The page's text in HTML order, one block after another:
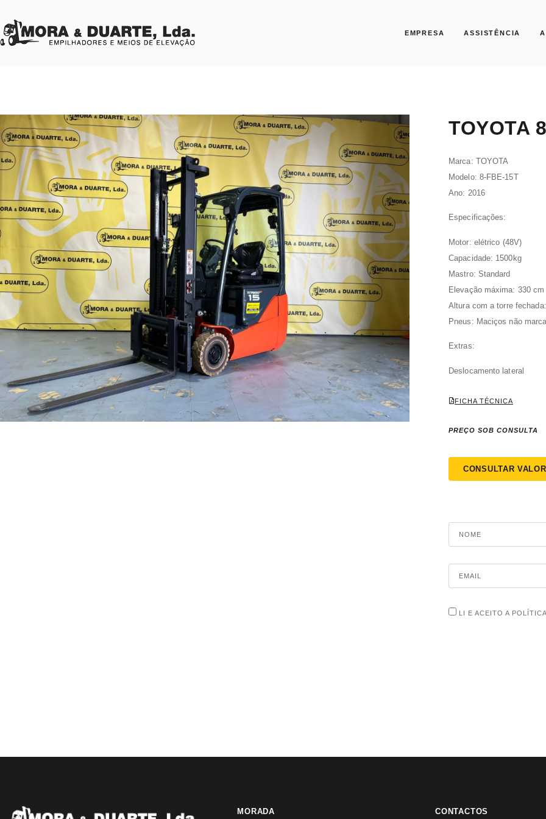
EMPRESA ASSISTÊNCIA
TOYOTA
Marca: TOYOTA
Modelo: 8-FBE-15T
Ano: 2016
Especificações:
Motor: elétrico (48V)
Capacidade: 1500kg
Mastro: Standard
Elevação máxima: 330 cm
Altura com a torre
Pneus: Maciços não
Extras:
Deslocamento lateral
FICHA TÉCNICA
PREÇO SOB CONSULTA
CONSULTAR VALOR
LI E ACEITO A
MORADA CONTACTOS